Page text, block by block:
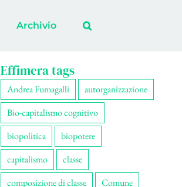
Archivio
Effimera tags
Andrea Fumagalli
autorganizzazione
Bio-capitalismo cognitivo
biopolitica
biopotere
capitalismo
classe
composizione di classe
Comune